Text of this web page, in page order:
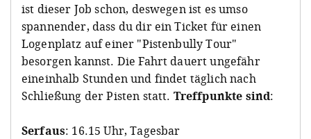
ist dieser Job schon, deswegen ist es umso
spannender, dass du dir ein Ticket für einen
Logenplatz auf einer "Pistenbully Tour"
besorgen kannst. Die Fahrt dauert ungefähr
eineinhalb Stunden und findet täglich nach
Schließung der Pisten statt. Treffpunkte sind:
Serfaus: 16.15 Uhr, Tagesbar